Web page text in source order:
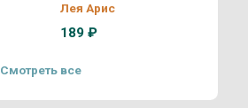
Лея Арис
189 ₽
Смотреть все